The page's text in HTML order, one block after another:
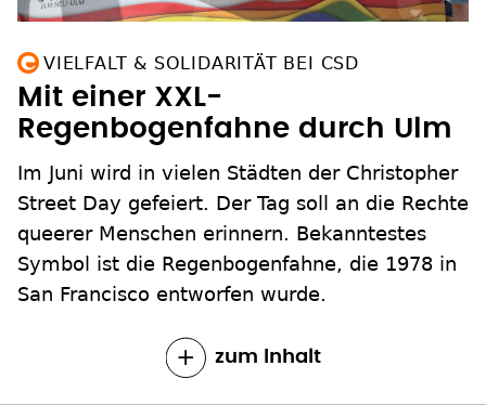
VIELFALT & SOLIDARITÄT BEI CSD
Mit einer XXL-
Regenbogenfahne durch Ulm
Im Juni wird in vielen Städten der Christopher
Street Day gefeiert. Der Tag soll an die Rechte
queerer Menschen erinnern. Bekanntestes
Symbol ist die Regenbogenfahne, die 1978 in
San Francisco entworfen wurde.
zum Inhalt